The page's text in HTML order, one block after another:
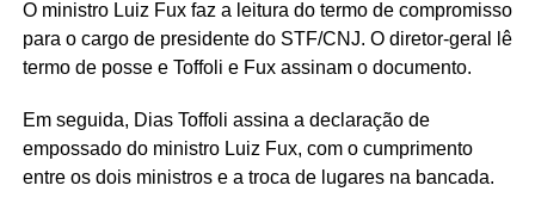
O ministro Luiz Fux faz a leitura do termo de compromisso
para o cargo de presidente do STF/CNJ. O diretor-geral lê
termo de posse e Toffoli e Fux assinam o documento.
Em seguida, Dias Toffoli assina a declaração de
empossado do ministro Luiz Fux, com o cumprimento
entre os dois ministros e a troca de lugares na bancada.